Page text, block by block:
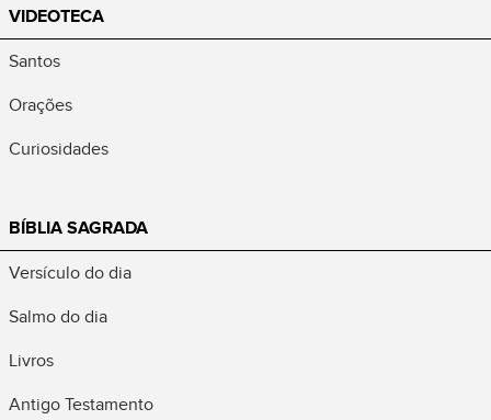
VIDEOTECA
Santos
Orações
Curiosidades
BÍBLIA SAGRADA
Versículo do dia
Salmo do dia
Livros
Antigo Testamento